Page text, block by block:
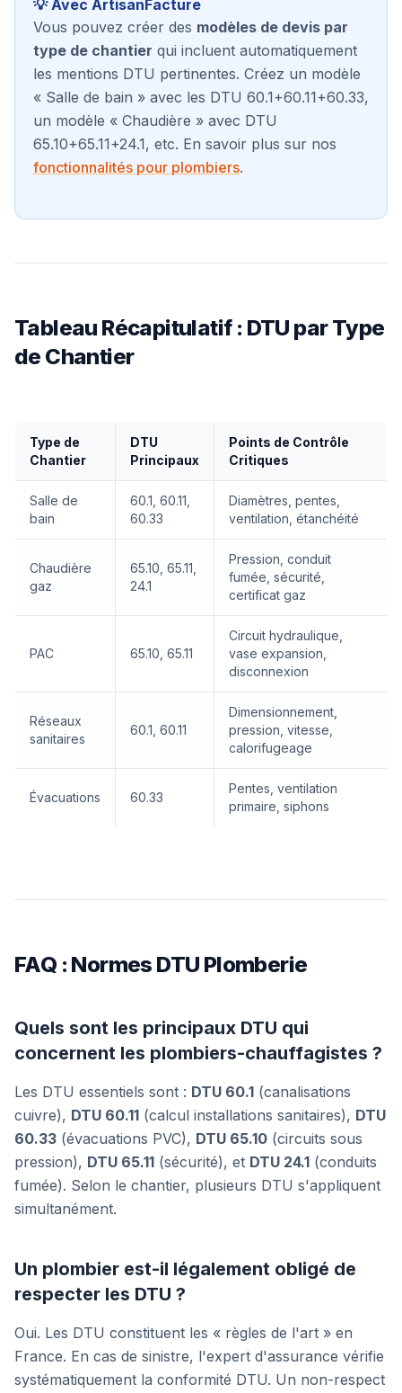
💡 Avec ArtisanFacture
Vous pouvez créer des modèles de devis par
type de chantier qui incluent automatiquement
les mentions DTU pertinentes. Créez un modèle
« Salle de bain » avec les DTU 60.1+60.11+60.33,
un modèle « Chaudière » avec DTU
65.10+65.11+24.1, etc. En savoir plus sur nos
fonctionnalités pour plombiers.
Tableau Récapitulatif : DTU par Type
de Chantier
Type de
Chantier
DTU
Principaux
Points de Contrôle
Critiques
Salle de
bain
60.1, 60.11,
60.33
Diamètres, pentes,
ventilation, étanchéité
Chaudière
gaz
65.10, 65.11,
24.1
Pression, conduit
fumée, sécurité,
certificat gaz
PAC 65.10, 65.11
Circuit hydraulique,
vase expansion,
disconnexion
Réseaux
sanitaires
60.1, 60.11
Dimensionnement,
pression, vitesse,
calorifugeage
Évacuations 60.33
Pentes, ventilation
primaire, siphons
FAQ : Normes DTU Plomberie
Quels sont les principaux DTU qui
concernent les plombiers-chauffagistes ?
Les DTU essentiels sont : DTU 60.1 (canalisations
cuivre), DTU 60.11 (calcul installations sanitaires), DTU
60.33 (évacuations PVC), DTU 65.10 (circuits sous
pression), DTU 65.11 (sécurité), et DTU 24.1 (conduits
fumée). Selon le chantier, plusieurs DTU s'appliquent
simultanément.
Un plombier est-il légalement obligé de
respecter les DTU ?
Oui. Les DTU constituent les « règles de l'art » en
France. En cas de sinistre, l'expert d'assurance vérifie
systématiquement la conformité DTU. Un non-respect